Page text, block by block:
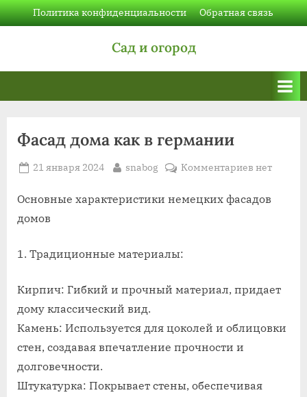
Skip
to
Политика конфиденциальности Обратная связь
Сад и огород
Фасад дома как в германии
Posted
21 января 2024 By
snabog Комментариевк
Фасад
нет
Основные характеристики немецких фасадов
домов
1. Традиционные материалы:
Кирпич: Гибкий и прочный материал, придает
дому классический вид.
Камень: Используется для цоколей и облицовки
стен, создавая впечатление прочности и
долговечности.
Штукатурка: Покрывает стены, обеспечивая